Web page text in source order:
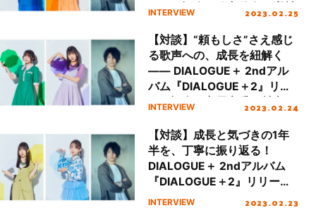
リース記念、緒方佑奈・鷹村
ンタビュー
INTERVIEW 2023.02.25
【対談】“頼もしさ”さえ感じ
る歌声への、成長を紐解く
―― DIALOGUE＋ 2ndアル
バム『DIALOGUE＋2』リリ
ース記念、守屋亨香・村上ま
ンタビュー
INTERVIEW 2023.02.24
【対談】成長と気づきの1年
半を、丁寧に振り返る！
DIALOGUE＋ 2ndアルバム
『DIALOGUE＋2』リリース
記念、稗田寧々・飯塚麻結×
INTERVIEW 2023.02.23